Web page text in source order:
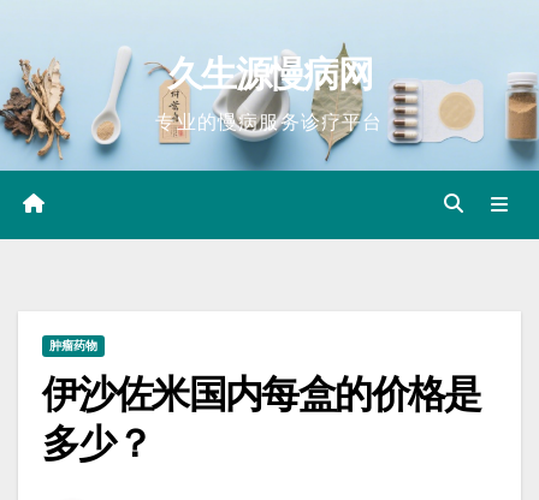
content
久生源慢病网
专业的慢病服务诊疗平台
肿瘤药物
伊沙佐米国内每盒的价格是
多少？